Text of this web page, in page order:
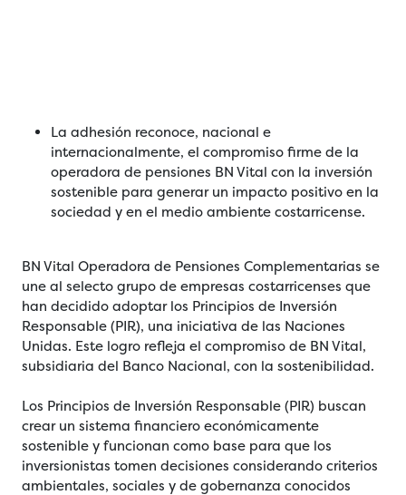
La adhesión reconoce, nacional e
internacionalmente, el compromiso firme de la
operadora de pensiones BN Vital con la inversión
sostenible para generar un impacto positivo en la
sociedad y en el medio ambiente costarricense.
BN Vital Operadora de Pensiones Complementarias se
une al selecto grupo de empresas costarricenses que
han decidido adoptar los Principios de Inversión
Responsable (PIR), una iniciativa de las Naciones
Unidas. Este logro refleja el compromiso de BN Vital,
subsidiaria del Banco Nacional, con la sostenibilidad.
Los Principios de Inversión Responsable (PIR) buscan
crear un sistema financiero económicamente
sostenible y funcionan como base para que los
inversionistas tomen decisiones considerando criterios
ambientales, sociales y de gobernanza conocidos